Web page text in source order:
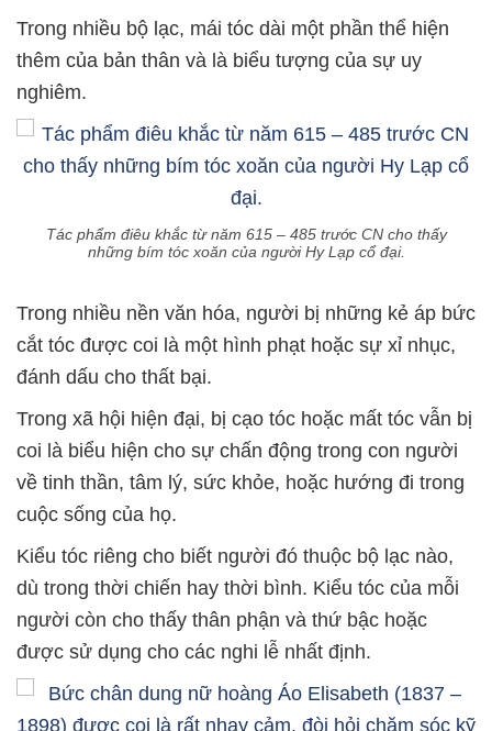
Trong nhiều bộ lạc, mái tóc dài một phần thể hiện
thêm của bản thân và là biểu tượng của sự uy
nghiêm.
Tác phẩm điêu khắc từ năm 615 – 485 trước CN cho thấy
những bím tóc xoăn của người Hy Lạp cổ đại.
Trong nhiều nền văn hóa, người bị những kẻ áp bức
cắt tóc được coi là một hình phạt hoặc sự xỉ nhục,
đánh dấu cho thất bại.
Trong xã hội hiện đại, bị cạo tóc hoặc mất tóc vẫn bị
coi là biểu hiện cho sự chấn động trong con người
về tinh thần, tâm lý, sức khỏe, hoặc hướng đi trong
cuộc sống của họ.
Kiểu tóc riêng cho biết người đó thuộc bộ lạc nào,
dù trong thời chiến hay thời bình. Kiểu tóc của mỗi
người còn cho thấy thân phận và thứ bậc hoặc
được sử dụng cho các nghi lễ nhất định.